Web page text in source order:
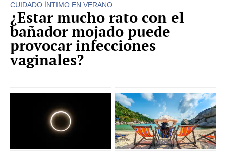
CUIDADO ÍNTIMO EN VERANO
¿Estar mucho rato con el
bañador mojado puede
provocar infecciones
vaginales?